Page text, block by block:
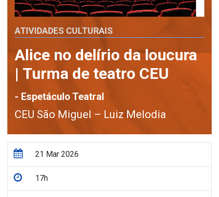
ATIVIDADES CULTURAIS
Alice no delírio da loucura
| Turma de teatro CEU
- Espetáculo Teatral
CEU São Miguel – Luiz Melodia
21 Mar 2026
17h